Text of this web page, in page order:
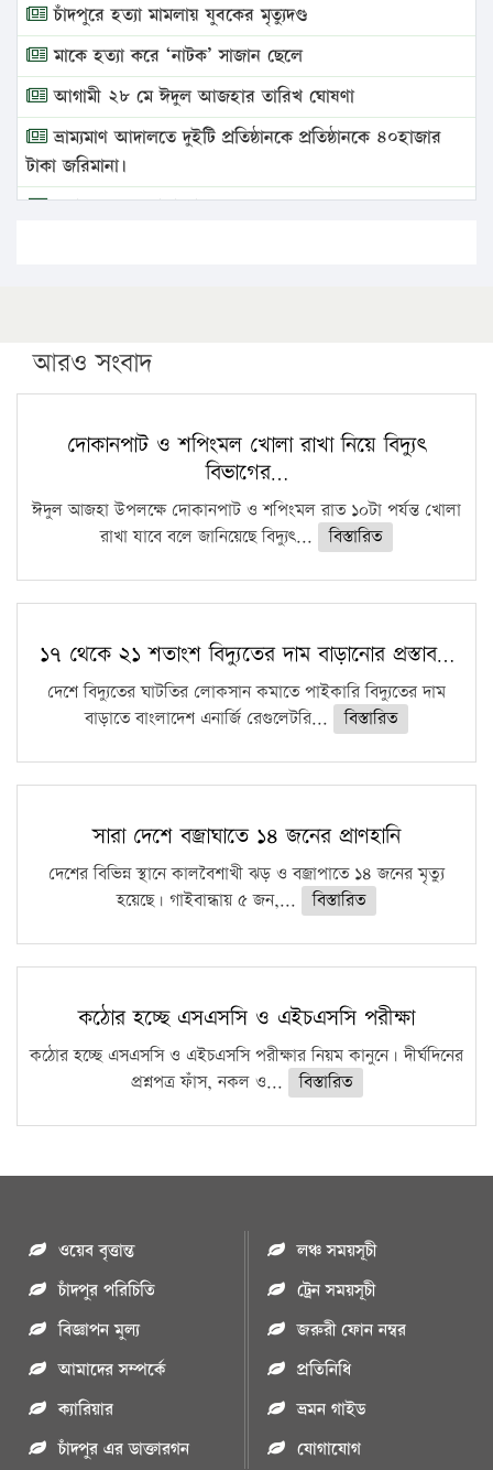
চাঁদপুরে হত্যা মামলায় যুবকের মৃত্যুদণ্ড
মাকে হত্যা করে ‘নাটক’ সাজান ছেলে
আগামী ২৮ মে ঈদুল আজহার তারিখ ঘোষণা
ভ্রাম্যমাণ আদালতে দুইটি প্রতিষ্ঠানকে প্রতিষ্ঠানকে ৪০হাজার
টাকা জরিমানা।
এবার লঞ্চের ভাড়া বাড়ল
পিএইচডি করছেন কুয়েটের কৃতি…
সারা দেশে বজ্রাঘাতে ১৪ জনের প্রাণহানি
কঠোর হচ্ছে এসএসসি ও এইচএসসি পরীক্ষা
ফরিদগঞ্জে আগুনে পুড়লো ৬ ব্যবসা প্রতিষ্ঠান
আরও সংবাদ
দোকানপাট ও শপিংমল খোলা রাখা নিয়ে বিদ্যুৎ
বিভাগের…
ঈদুল আজহা উপলক্ষে দোকানপাট ও শপিংমল রাত ১০টা পর্যন্ত খোলা
রাখা যাবে বলে জানিয়েছে বিদ্যুৎ...
বিস্তারিত
১৭ থেকে ২১ শতাংশ বিদ্যুতের দাম বাড়ানোর প্রস্তাব…
দেশে বিদ্যুতের ঘাটতির লোকসান কমাতে পাইকারি বিদ্যুতের দাম
বাড়াতে বাংলাদেশ এনার্জি রেগুলেটরি...
বিস্তারিত
সারা দেশে বজ্রাঘাতে ১৪ জনের প্রাণহানি
দেশের বিভিন্ন স্থানে কালবৈশাখী ঝড় ও বজ্রাপাতে ১৪ জনের মৃত্যু
হয়েছে। গাইবান্ধায় ৫ জন,...
বিস্তারিত
কঠোর হচ্ছে এসএসসি ও এইচএসসি পরীক্ষা
কঠোর হচ্ছে এসএসসি ও এইচএসসি পরীক্ষার নিয়ম কানুনে। দীর্ঘদিনের
প্রশ্নপত্র ফাঁস, নকল ও...
বিস্তারিত
ওয়েব বৃত্তান্ত
চাঁদপুর পরিচিতি
বিজ্ঞাপন মুল্য
আমাদের সম্পর্কে
ক্যারিয়ার
চাঁদপুর এর ডাক্তারগন
লঞ্চ সময়সূচী
ট্রেন সময়সূচী
জরুরী ফোন নম্বর
প্রতিনিধি
ভ্রমন গাইড
যোগাযোগ